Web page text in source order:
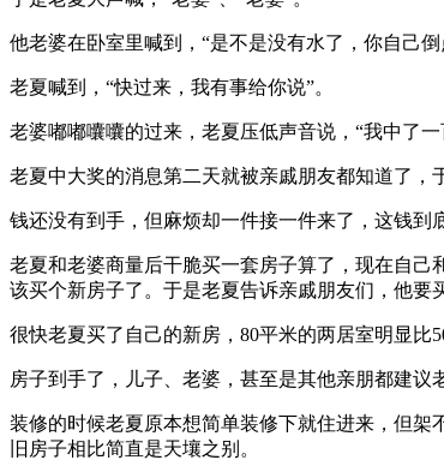
他老婆在卧室里喊到，“是不是没有水了，你自己倒
老夏喊到，“快过来，我有事给你说”。
老婆嘟嘟囔囔的过来，老夏压低声音说，“我中了
老夏中大奖的消息第二天就被亲戚朋友都知道了，
钱还没有到手，但麻烦却一件接一件来了，这钱到
老夏和老婆商量后干脆买一套房子算了，现在自
该买个新房子了。于是老夏告诉亲戚朋友们，他要
很快老夏买了自己的新房，80平米的两居室明显比
房子到手了，儿子、老婆，甚至是其他亲朋都建议
装修的时候老夏原本想简单装修下就住进来，但
旧房子相比简直是天壤之别。